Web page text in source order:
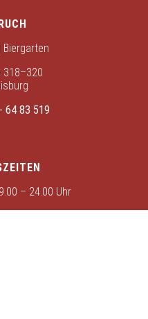
Biergarten
318–320
64 83 519
– 24.00 Uhr